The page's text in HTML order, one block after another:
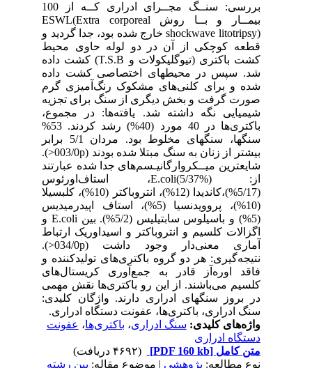
بررسی: سنــگ مجــرای ادراری کــه از 100
بیمــار و بــا روش ESWL(Extra corporeal
shockwave litotripsy) خارج شده بود، جدا گردید و
قطعه کوچکی از آن در دو لوله حاوی محیط
کشت باکتری (تیوگلیکولات و T.S.B) کشت داده
شد. سپس در محیطهای اختصاصی کشت داده
شده و برای کلنی‌های مشکوک رنگ‌آمیزی گرم
صورت گرفت و بخش دیگری از سنگ برای تجزیه
شیمیایی نگه داشته شد. یافته‌ها: در مجموع،
باکتری‌ها در 40 مورد (40%) رشد کردند. 53%
سنگها، سنگهای مخلوط بود. مردان 5/1 برابر
بیشتر از زنان به سنگ مبتلا شده بودند (003/0p<).
شایعترین میــکروارگانیـسم‌های جدا شده عبارتند
از: E.coli(5/37%)، استاف‌اورئوس
(5/17%)،کاندیدا (12%)، انتروباکتر (10%)، کلبسیلا
(10%)، پروویدنسیا (5%)، استاف اپیدرمیدیس
(5%) و باسیلوس سابتیلیس (5/2%). بین E.coli و
اگزالات کلسیم و انتروباکتر و اسیداوریک ارتباط
آماری معنی‌دار وجود داشت (034/0p<).
نتیجه‌گیری: هر دو گروه باکتری‌های تولیدکننده و
فاقد اوره‌آز قادر به جمع‌آوری کریستال‌های
کلسیم می‌باشند. از این رو باکتری‌ها نقش مهمی
در بروز سنگهای ادراری دارند. واژگان کلیدی:
سنگ ادراری، باکتری‌ها، عفونت دستگاه ادراری.
واژه‌های کلیدی:سنگ ادراری،باکتری‌ها،عفونت
دستگاه ادراری
متن کامل[PDF 160 kb]
نوع مطالعه:پژوهشی| موضوع مقاله:بین رشته